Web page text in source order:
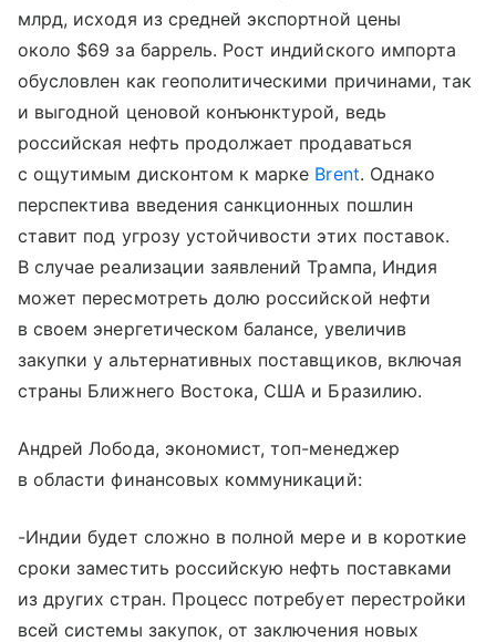
млрд, исходя из средней экспортной цены
около $69 за баррель. Рост индийского импорта
обусловлен как геополитическими причинами, так
и выгодной ценовой конъюнктурой, ведь
российская нефть продолжает продаваться
с ощутимым дисконтом к марке Brent. Однако
перспектива введения санкционных пошлин
ставит под угрозу устойчивости этих поставок.
В случае реализации заявлений Трампа, Индия
может пересмотреть долю российской нефти
в своем энергетическом балансе, увеличив
закупки у альтернативных поставщиков, включая
страны Ближнего Востока, США и Бразилию.
Андрей Лобода, экономист, топ-менеджер
в области финансовых коммуникаций:
-Индии будет сложно в полной мере и в короткие
сроки заместить российскую нефть поставками
из других стран. Процесс потребует перестройки
всей системы закупок, от заключения новых